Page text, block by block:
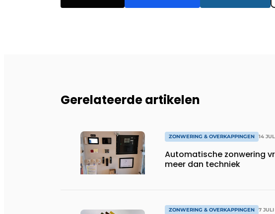
Gerelateerde artikelen
ZONWERING & OVERKAPPINGEN 14
Automatische zonwering
meer dan techniek
ZONWERING & OVERKAPPINGEN 7